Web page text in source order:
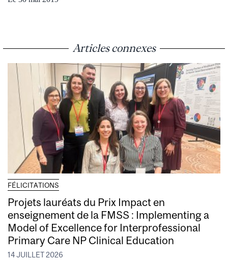
Articles connexes
FÉLICITATIONS
Projets lauréats du Prix Impact en
enseignement de la FMSS : Implementing a
Model of Excellence for Interprofessional
Primary Care NP Clinical Education
14 JUILLET 2026